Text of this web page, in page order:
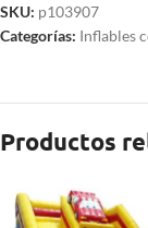
SKU: p103907
Categorías: Inflables
Productos